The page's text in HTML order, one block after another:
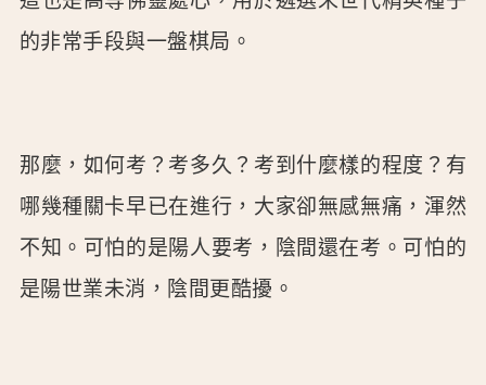
的非常手段與一盤棋局。
那麼，如何考？考多久？考到什麼樣的程度？有
哪幾種關卡早已在進行，大家卻無感無痛，渾然
不知。可怕的是陽人要考，陰間還在考。可怕的
是陽世業未消，陰間更酷擾。